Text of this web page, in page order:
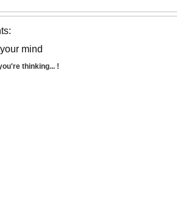
mind
thinking... !